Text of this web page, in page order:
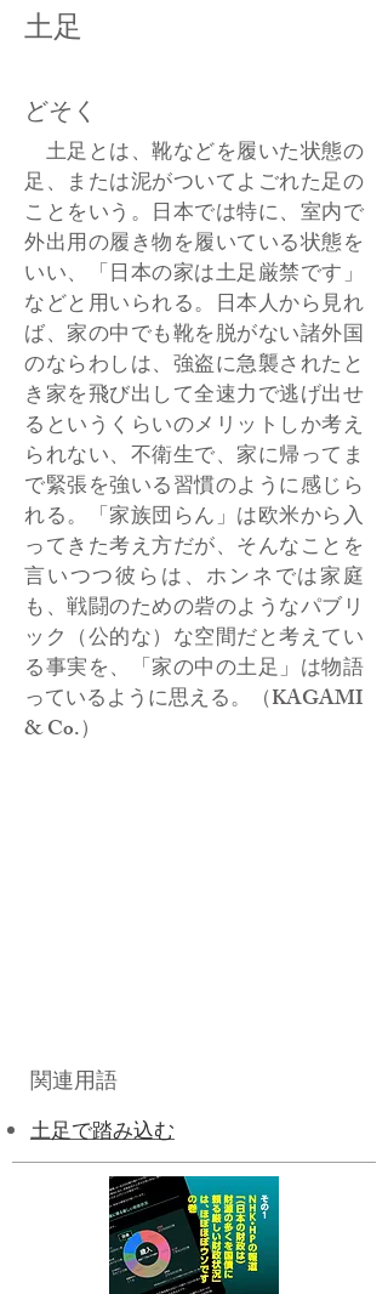
土足
どそく
土足とは、靴などを履いた状態の
足、または泥がついてよごれた足の
ことをいう。日本では特に、室内で
外出用の履き物を履いている状態を
いい、「日本の家は土足厳禁です」
などと用いられる。日本人から見れ
ば、家の中でも靴を脱がない諸外国
のならわしは、強盗に急襲されたと
き家を飛び出して全速力で逃げ出せ
るというくらいのメリットしか考え
られない、不衛生で、家に帰ってま
で緊張を強いる習慣のように感じら
れる。「家族団らん」は欧米から入
ってきた考え方だが、そんなことを
言いつつ彼らは、ホンネでは家庭
も、戦闘のための砦のようなパブリ
ック（公的な）な空間だと考えてい
る事実を、「家の中の土足」は物語
っているように思える。（KAGAMI
& Co.）
関連用語
土足で踏み込む